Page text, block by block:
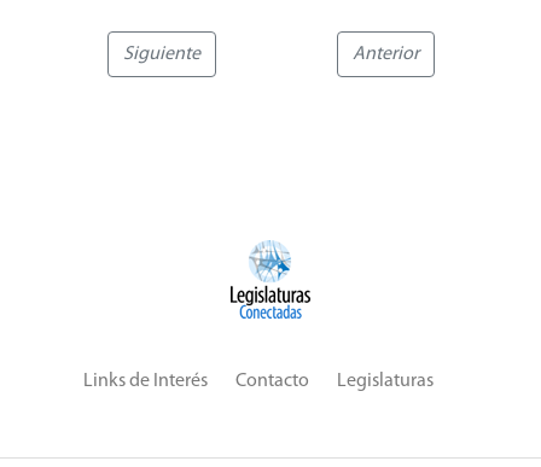
Siguiente Anterior
Links de Interés Contacto Legislaturas